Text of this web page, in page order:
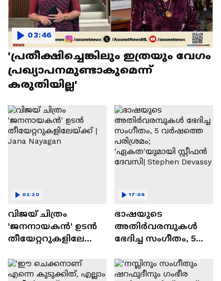
'പ്രതീക്ഷിച്ചെങ്കിലും ഇത്രയും വേഗം
പ്രഖ്യാപനമുണ്ടാകുമെന്ന്
കരുതിയില്ല'
03:46
വിജയ് ചിത്രം
'ജനനായകൻ' ഉടൻ
തീയേറ്ററുകളിലേ
02:20
ഭാഷയുടെ
അതിർവരമ്പുകൾ
ഭേദിച്ച സംഗീതം, 5
'ഏകത'യുമായി
സ്റ്റീഫൻ ദേവസി|
17:06